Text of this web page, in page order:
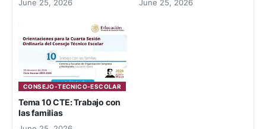
June 25, 2026 June 25, 2026
CONSEJO-TECNICO-ESCOLAR
Tema 10 CTE: Trabajo con
las familias